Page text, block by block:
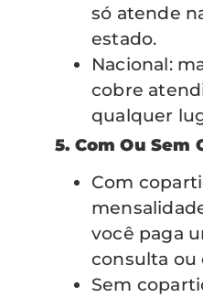
só atende
estado.
Nacional:
cobre
qualquer
5. Com Ou
Com
você paga
consulta ou
Sem